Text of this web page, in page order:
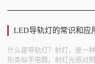
LED导轨灯的常识和应
什么是导轨灯？射灯，是一
形类似手电筒。射灯光感对